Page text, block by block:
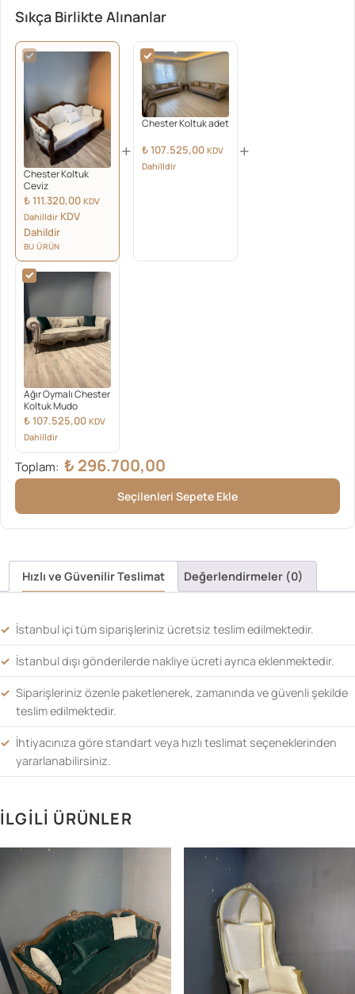
Sıkça Birlikte Alınanlar
Chester Koltuk
Ceviz
₺111.320,00 KDV
Dahilldir KDV
Dahildir
BU ÜRÜN
+
Chester Koltuk adet
₺107.525,00 KDV
Dahilldir
+
Ağır Oymalı Chester
Koltuk Mudo
₺107.525,00 KDV
Dahilldir
Toplam: ₺ 296.700,00
Seçilenleri Sepete Ekle
Hızlı ve Güvenilir Teslimat Değerlendirmeler (0)
İstanbul içi tüm siparişleriniz ücretsiz teslim edilmektedir.
İstanbul dışı gönderilerde nakliye ücreti ayrıca eklenmektedir.
Siparişleriniz özenle paketlenerek, zamanında ve güvenli şekilde
teslim edilmektedir.
İhtiyacınıza göre standart veya hızlı teslimat seçeneklerinden
yararlanabilirsiniz.
İLGILI ÜRÜNLER